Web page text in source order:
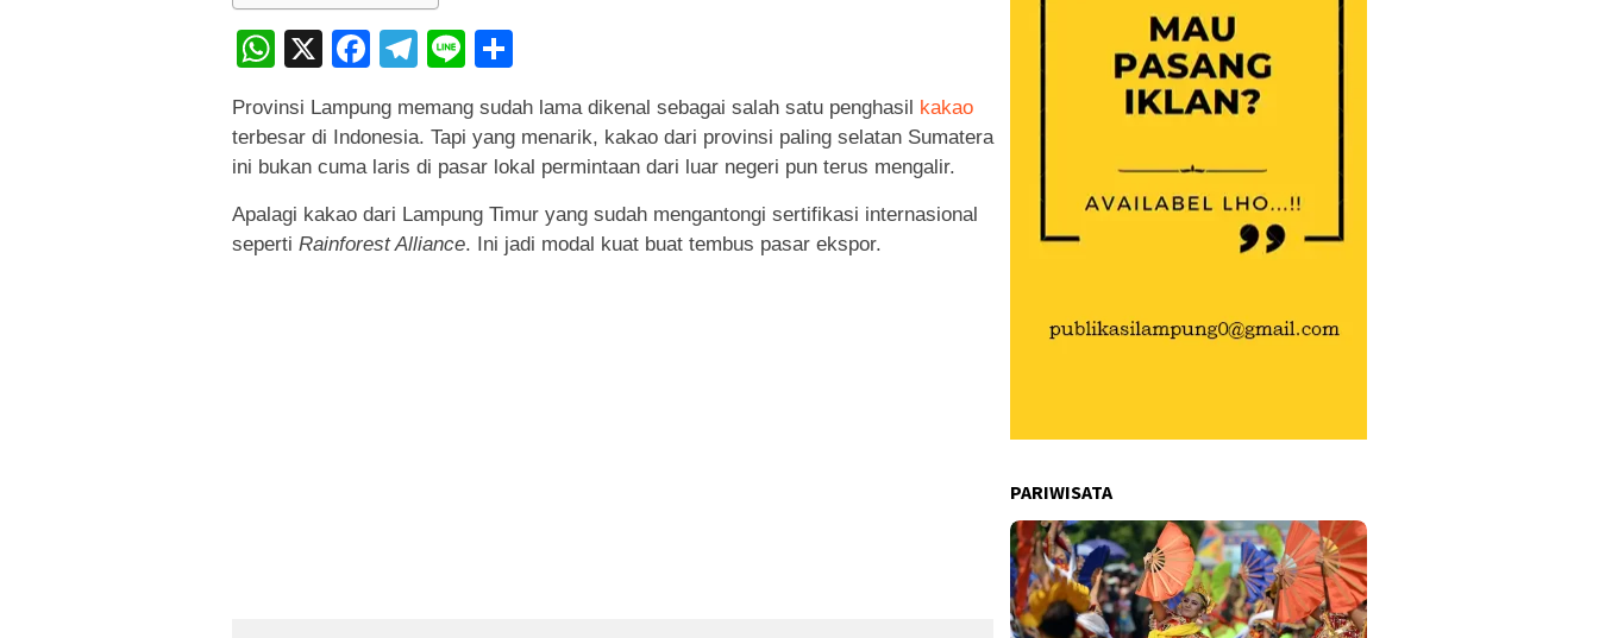
WhatsApp
X Facebook
Telegram
Line
Provinsi Lampung memang sudah lama dikenal sebagai salah satu penghasil kakao
terbesar di Indonesia. Tapi yang menarik, kakao dari provinsi paling selatan Sumatera
ini bukan cuma laris di pasar lokal permintaan dari luar negeri pun terus mengalir.
Apalagi kakao dari Lampung Timur yang sudah mengantongi sertifikasi internasional
seperti Rainforest Alliance. Ini jadi modal kuat buat tembus pasar ekspor.
PARIWISATA